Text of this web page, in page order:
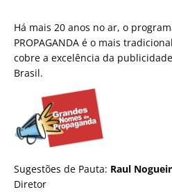
Há mais 20 anos no ar, o
PROPAGANDA é o mais
cobre a excelência da
Brasil.
Sugestões de Pauta: Raul
Diretor